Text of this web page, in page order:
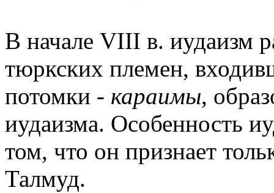
В начале VIII в. иудаизм
тюркских племен,
потомки - караимы,
иудаизма. Особенность
том, что он признает
Талмуд.